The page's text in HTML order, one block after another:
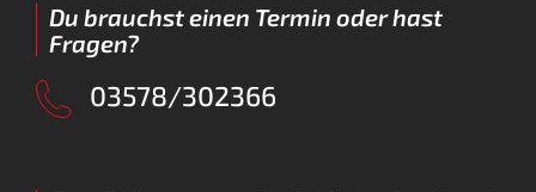
Du brauchst einen Termin oder hast
Fragen?
03578/302366